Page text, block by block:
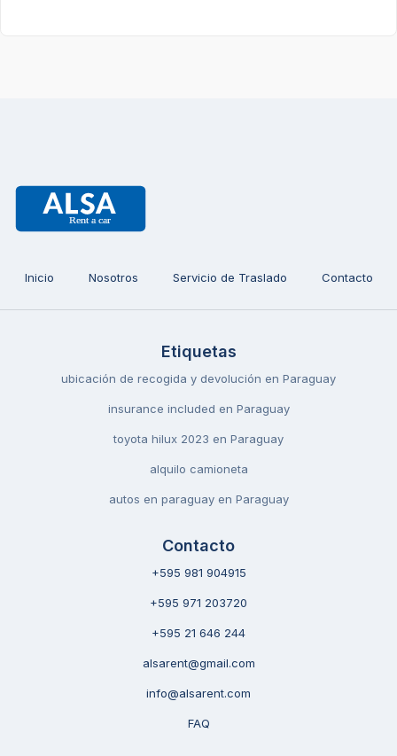
Inicio Nosotros Servicio de Traslado Contacto
Etiquetas
ubicación de recogida y devolución en Paraguay
insurance included en Paraguay
toyota hilux 2023 en Paraguay
alquilo camioneta
autos en paraguay en Paraguay
Contacto
+595 981 904915
+595 971 203720
+595 21 646 244
alsarent@gmail.com
info@alsarent.com
FAQ